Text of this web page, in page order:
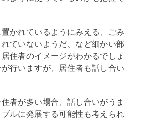
かれているようにみえる、ごみ
ていないようだ、など細かい部
住者のイメージがわかるでしょ
が行いますが、居住者も話し合い
者が多い場合、話し合いがうま
ルに発展する可能性も考えられ